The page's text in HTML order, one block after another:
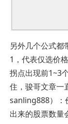
另外几个公式都
1，代表仅选价
拐点出现前1~3
住，骏哥文章一
sanling888）：
出来的股票数量